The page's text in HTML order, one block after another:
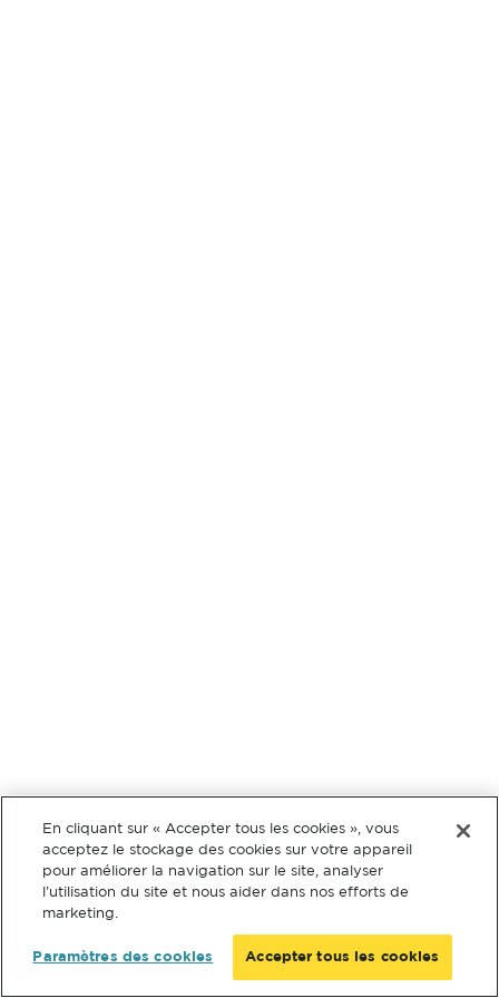
En cliquant sur « Accepter tous les cookies », vous
acceptez le stockage des cookies sur votre appareil
pour améliorer la navigation sur le site, analyser
l’utilisation du site et nous aider dans nos efforts de
marketing.
Paramètres des cookies Accepter tous les cookies